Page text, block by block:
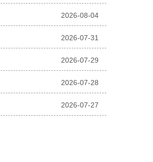
2026-08-04
2026-07-31
2026-07-29
2026-07-28
2026-07-27